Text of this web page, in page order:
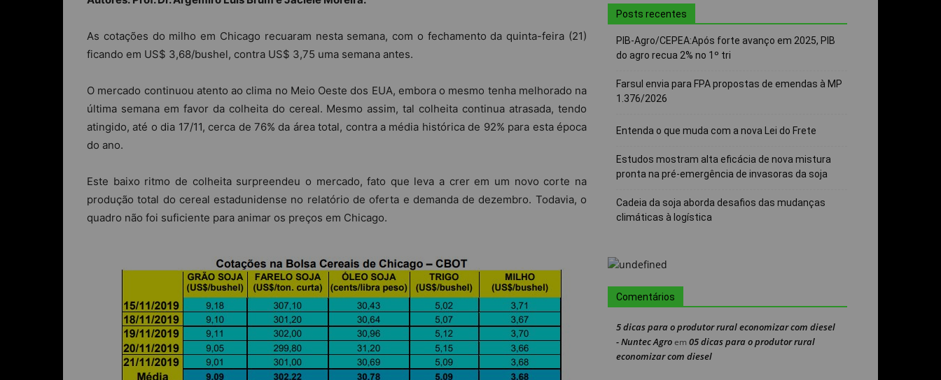
As cotações do milho em Chicago recuaram nesta semana, com o fechamento da quinta-feira (21)
ficando em US$ 3,68/bushel, contra US$ 3,75 uma semana antes.
O mercado continuou atento ao clima no Meio Oeste dos EUA, embora o mesmo tenha melhorado na
última semana em favor da colheita do cereal. Mesmo assim, tal colheita continua atrasada, tendo
atingido, até o dia 17/11, cerca de 76% da área total, contra a média histórica de 92% para esta época
do ano.
Este baixo ritmo de colheita surpreendeu o mercado, fato que leva a crer em um novo corte na
produção total do cereal estadunidense no relatório de oferta e demanda de dezembro. Todavia, o
quadro não foi suficiente para animar os preços em Chicago.
Posts recentes
PIB-Agro/CEPEA:Após forte avanço em 2025, PIB
do agro recua 2% no 1º tri
Farsul envia para FPA propostas de emendas à MP
1.376/2026
Entenda o que muda com a nova Lei do Frete
Estudos mostram alta eficácia de nova mistura
pronta na pré-emergência de invasoras da soja
Cadeia da soja aborda desafios das mudanças
climáticas à logística
Comentários
5 dicas para o produtor rural economizar com diesel
- Nuntec Agroem 05 dicas para o produtor rural
economizar com diesel